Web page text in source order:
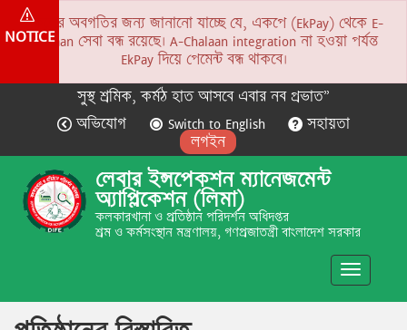
NOTICE
সকলের অবগতির জন্য জানানো যাচ্ছে যে, একপে (EkPay) থেকে E-
Chalaan সেবা বন্ধ রয়েছে। A-Chalaan integration না হওয়া পর্যন্ত
EkPay দিয়ে পেমেন্ট বন্ধ থাকবে।
সুস্থ শ্রমিক, কর্মঠ হাত আসবে এবার নব প্রভাত”
অভিযোগ
Switch to English
সহায়তা
লগইন
লেবার ইন্সপেকশন ম্যানেজমেন্ট
অ্যাপ্লিকেশন (লিমা)
কলকারখানা ও প্রতিষ্ঠান পরিদর্শন অধিদপ্তর
শ্রম ও কর্মসংস্থান মন্ত্রণালয়, গণপ্রজাতন্ত্রী বাংলাদেশ সরকার
Toggle